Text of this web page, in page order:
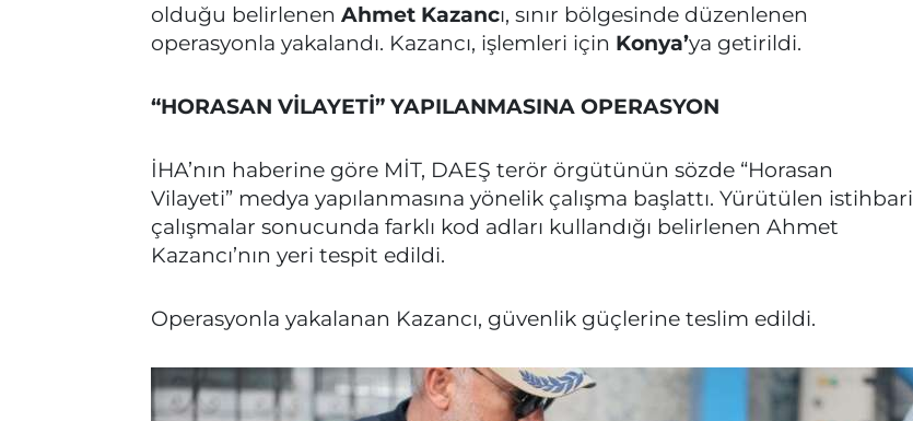
olduğu belirlenen Ahmet Kazancı, sınır bölgesinde düzenlenen
operasyonla yakalandı. Kazancı, işlemleri için Konya’ya getirildi.
“HORASAN VİLAYETİ” YAPILANMASINA OPERASYON
İHA’nın haberine göre MİT, DAEŞ terör örgütünün sözde “Horasan
Vilayeti” medya yapılanmasına yönelik çalışma başlattı. Yürütülen istihbari
çalışmalar sonucunda farklı kod adları kullandığı belirlenen Ahmet
Kazancı’nın yeri tespit edildi.
Operasyonla yakalanan Kazancı, güvenlik güçlerine teslim edildi.